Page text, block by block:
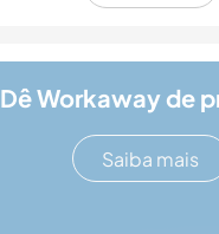
Dê Workaway de
Saiba mais